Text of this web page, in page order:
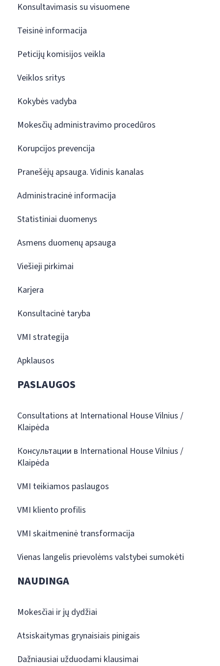
Konsultavimasis su visuomene
Teisinė informacija
Peticijų komisijos veikla
Veiklos sritys
Kokybės vadyba
Mokesčių administravimo procedūros
Korupcijos prevencija
Pranešėjų apsauga. Vidinis kanalas
Administracinė informacija
Statistiniai duomenys
Asmens duomenų apsauga
Viešieji pirkimai
Karjera
Konsultacinė taryba
VMI strategija
Apklausos
PASLAUGOS
Consultations at International House Vilnius /
Klaipėda
Консультации в International House Vilnius /
Klaipėda
VMI teikiamos paslaugos
VMI kliento profilis
VMI skaitmeninė transformacija
Vienas langelis prievolėms valstybei sumokėti
NAUDINGA
Mokesčiai ir jų dydžiai
Atsiskaitymas grynaisiais pinigais
Dažniausiai užduodami klausimai